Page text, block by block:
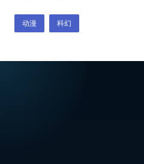
动漫 科幻